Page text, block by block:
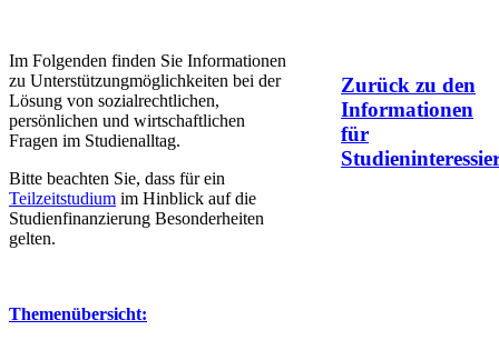
​​​​​​​​​​​​​​​​​​​​​​​​​​​​​​​​​​​​​​​​​​​​​​​​​​​​​​Im Folgenden finden Sie Informationen
zu Unterstützungmöglichkeiten bei der
Lösung von sozialrechtlichen,
persönlichen und wirtschaftlichen
Fragen im Studienalltag.​
Bitte beachten Sie, dass für ein
Teilzeitstudium​ im Hinblick auf die
Studienfinanzierung Besonderheiten
gelten. ​​
Themenüb​ersicht:
Zurück zu den
Informationen
für